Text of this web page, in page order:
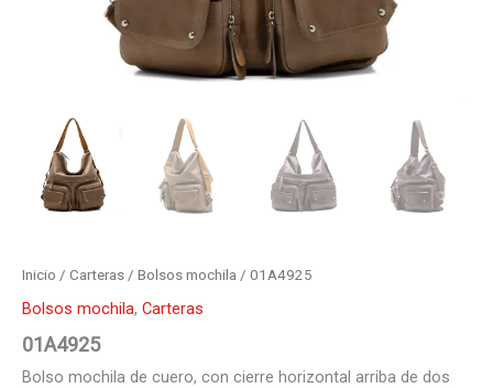
Inicio / Carteras / Bolsos mochila / 01A4925
Bolsos mochila, Carteras
01A4925
Bolso mochila de cuero, con cierre horizontal arriba de dos